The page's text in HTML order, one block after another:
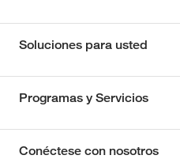
Soluciones para usted
Programas y Servicios
Conéctese con nosotros